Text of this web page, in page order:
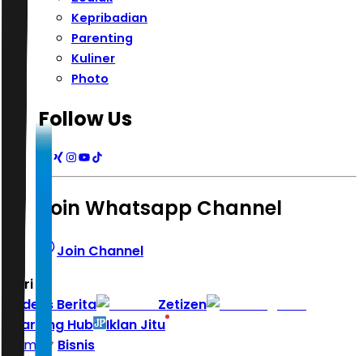
Kepribadian
Parenting
Kuliner
Photo
Follow Us
Join Whatsapp Channel
Join Channel
Hari ini
Indeks Berita
Zetizen
Learning Hub
Iklan Jitu
Home
Bisnis